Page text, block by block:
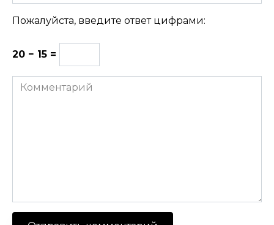
Пожалуйста, введите ответ цифрами:
20 − 15 =
Комментарий